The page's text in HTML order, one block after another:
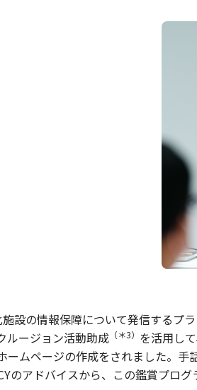
設の情報保障について発信するプ
ルージョン活動助成 （＊3） を活用し
ームページの作成をされました。
のアドバイスから、この鑑賞プロ